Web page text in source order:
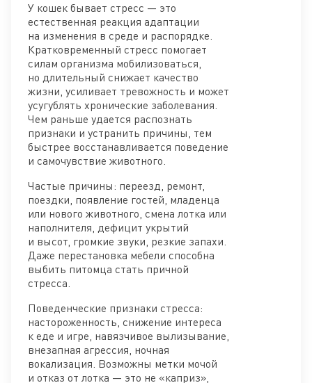
У кошек бывает стресс — это
естественная реакция адаптации
на изменения в среде и распорядке.
Кратковременный стресс помогает
силам организма мобилизоваться,
но длительный снижает качество
жизни, усиливает тревожность и может
усугублять хронические заболевания.
Чем раньше удается распознать
признаки и устранить причины, тем
быстрее восстанавливается поведение
и самочувствие животного.
Частые причины: переезд, ремонт,
поездки, появление гостей, младенца
или нового животного, смена лотка или
наполнителя, дефицит укрытий
и высот, громкие звуки, резкие запахи.
Даже перестановка мебели способна
выбить питомца стать причной
стресса.
Поведенческие признаки стресса:
настороженность, снижение интереса
к еде и игре, навязчивое вылизывание,
внезапная агрессия, ночная
вокализация. Возможны метки мочой
и отказ от лотка — это не «каприз»,